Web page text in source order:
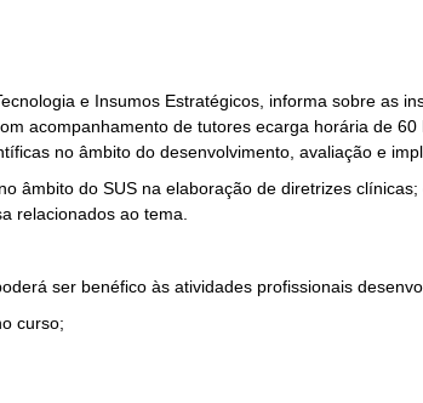
e Insumos Estratégicos, informa sobre as
acompanhamento de tutores ecarga horária de
no âmbito do desenvolvimento, avaliação e
âmbito do SUS na elaboração de diretrizes
relacionados ao tema.
ser benéfico às atividades profissionais
curso;